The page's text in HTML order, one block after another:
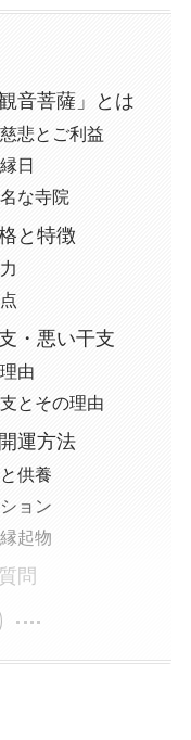
音菩薩」とは
悲とご利益
日
な寺院
と特徴
・悪い干支
由
とその理由
運方法
供養
ョン
起物
問